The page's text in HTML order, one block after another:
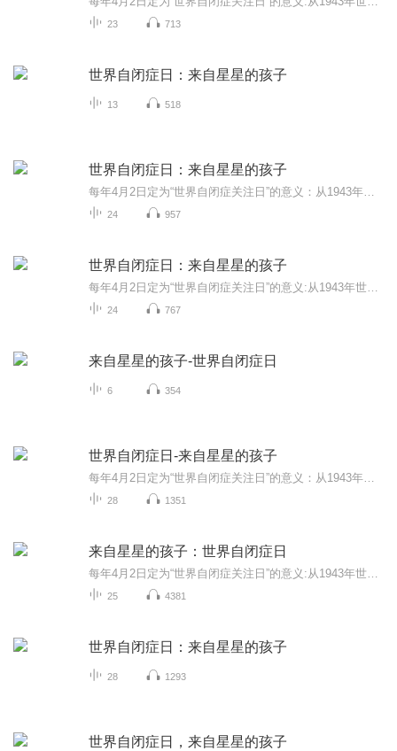
23 713
世界自闭症日：来自星星的孩子
13 518
世界自闭症日：来自星星的孩子
24 957
世界自闭症日：来自星星的孩子
24 767
来自星星的孩子-世界自闭症日
6 354
世界自闭症日-来自星星的孩子
28 1351
来自星星的孩子：世界自闭症日
25 4381
世界自闭症日：来自星星的孩子
28 1293
世界自闭症日，来自星星的孩子